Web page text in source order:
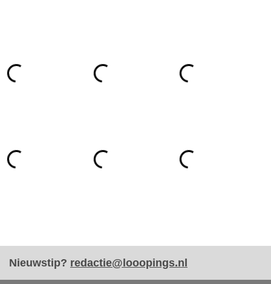
Nieuwstip? redactie@looopings.nl